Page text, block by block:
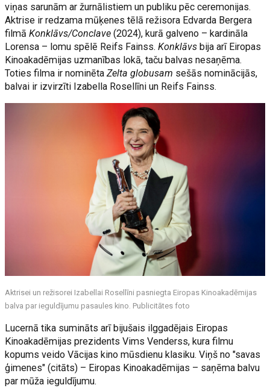
viņas sarunām ar žurnālistiem un publiku pēc ceremonijas.
Aktrise ir redzama mūķenes tēlā režisora Edvarda Bergera
filmāKonklāvs/Conclave (2024), kurā galveno – kardināla
Lorensa – lomu spēlē Reifs Fainss.Konklāvsbija arī Eiropas
Kinoakadēmijas uzmanības lokā, taču balvas nesaņēma.
Toties filma ir nominētaZelta globusam sešās nominācijās,
balvai ir izvirzīti Izabella Rosellīni un Reifs Fainss.
Aktrisei un režisorei Izabellai Rosellīni pasniegta Eiropas Kinoakadēmijas
balva par ieguldījumu pasaules kino. Publicitātes foto
Lucernā tika sumināts arī bijušais ilggadējais Eiropas
Kinoakadēmijas prezidents Vims Venderss, kura filmu
kopums veido Vācijas kino mūsdienu klasiku. Viņš no "savas
ģimenes" (citāts) – Eiropas Kinoakadēmijas – saņēma balvu
par mūža ieguldījumu.